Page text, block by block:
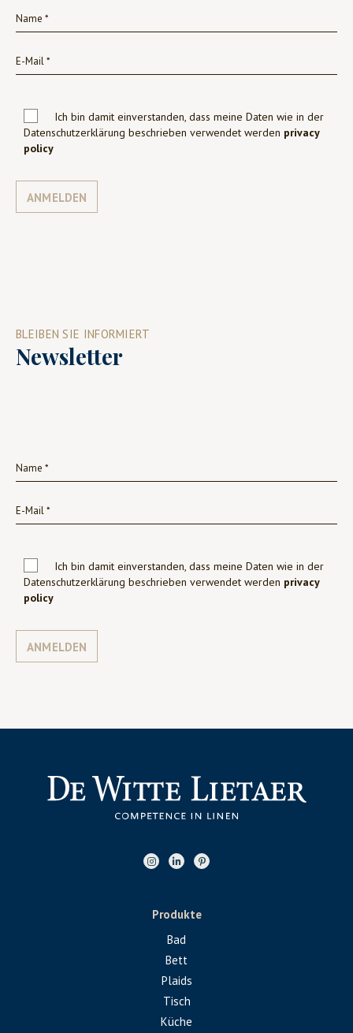
Ich bin damit einverstanden, dass meine Daten wie in der
Datenschutzerklärung beschrieben verwendet werden privacy
policy
ANMELDEN
BLEIBEN SIE INFORMIERT
Newsletter
Ich bin damit einverstanden, dass meine Daten wie in der
Datenschutzerklärung beschrieben verwendet werden privacy
policy
ANMELDEN
Produkte
Bad
Bett
Plaids
Tisch
Küche